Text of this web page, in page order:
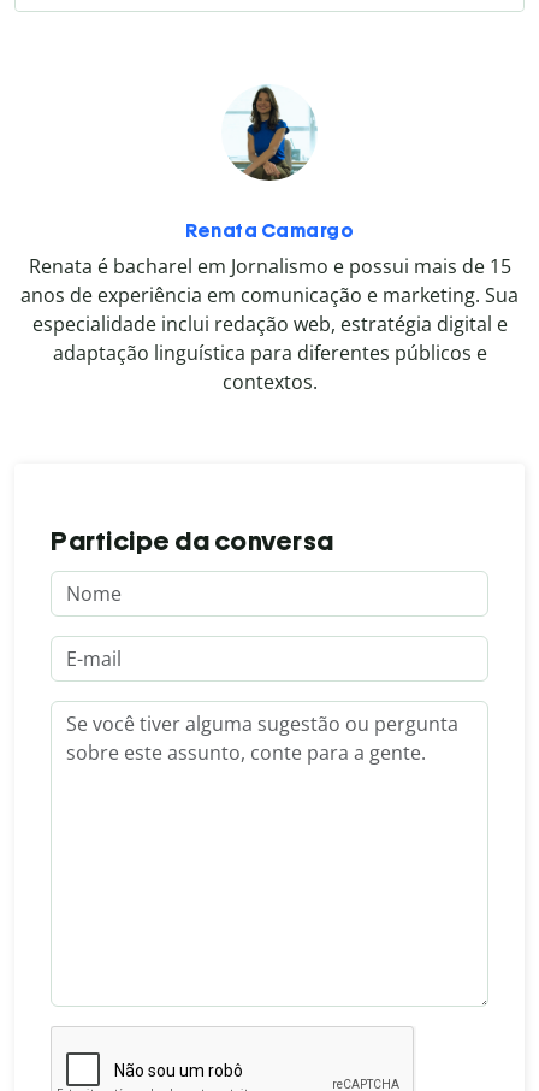
Renata Camargo
Renata é bacharel em Jornalismo e possui mais de 15
anos de experiência em comunicação e marketing. Sua
especialidade inclui redação web, estratégia digital e
adaptação linguística para diferentes públicos e
contextos.
Participe da conversa